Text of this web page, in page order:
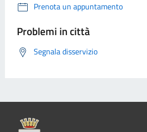
Prenota un appuntamento
Problemi in città
Segnala disservizio